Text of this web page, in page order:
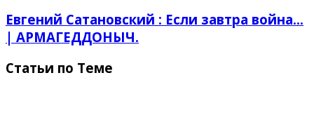
Евгений Сатановский : Если завтра война...
| АРМАГЕДДОНЫЧ.
Статьи по Теме